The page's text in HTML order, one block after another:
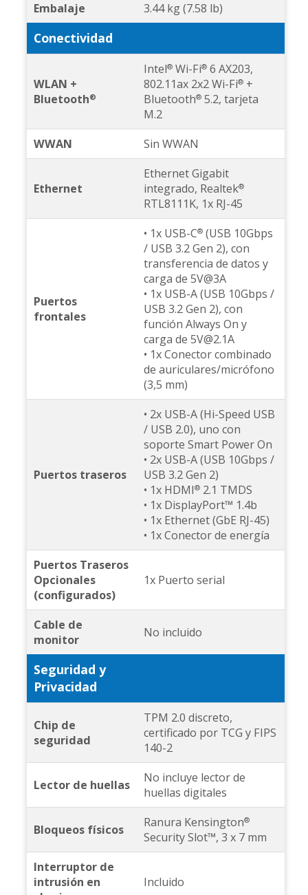
Embalaje
3.44 kg (7.58 lb)
Conectividad
WLAN +
Bluetooth®
Intel®Wi-Fi®6 AX203,
802.11ax 2x2 Wi-Fi®+
Bluetooth®5.2, tarjeta
M.2
WWAN
Sin WWAN
Ethernet
Ethernet Gigabit
integrado, Realtek®
RTL8111K, 1x RJ-45
Puertos
frontales
• 1x USB-C®(USB 10Gbps
/ USB 3.2 Gen 2), con
transferencia de datos y
carga de 5V@3A
• 1x USB-A (USB 10Gbps /
USB 3.2 Gen 2), con
función Always On y
carga de 5V@2.1A
• 1x Conector combinado
de auriculares/micrófono
(3,5 mm)
Puertos traseros
• 2x USB-A (Hi-Speed USB
/ USB 2.0), uno con
soporte Smart Power On
• 2x USB-A (USB 10Gbps /
USB 3.2 Gen 2)
• 1x HDMI®2.1 TMDS
• 1x DisplayPort™ 1.4b
• 1x Ethernet (GbE RJ-45)
• 1x Conector de energía
Puertos Traseros
Opcionales
(configurados)
1x Puerto serial
Cable de
monitor
No incluido
Seguridad y
Privacidad
Chip de
seguridad
TPM 2.0 discreto,
certificado por TCG y FIPS
140-2
Lector de huellas
No incluye lector de
huellas digitales
Bloqueos físicos Ranura Kensington®
Security Slot™, 3 x 7 mm
Interruptor de
intrusión en
Incluido